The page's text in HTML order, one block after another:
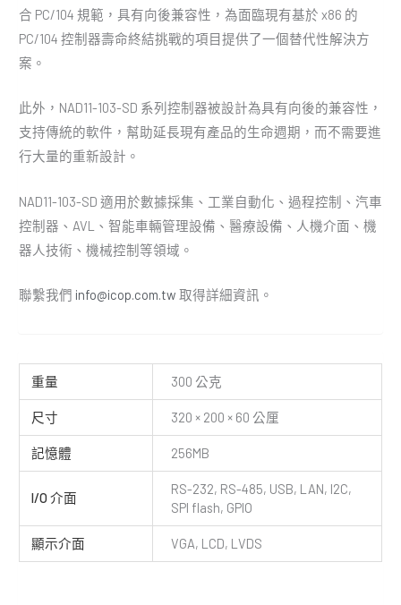
合 PC/104 規範，具有向後兼容性，為面臨現有基於 x86 的
PC/104 控制器壽命終結挑戰的項目提供了一個替代性解決方
案。
此外，NAD11-103-SD 系列控制器被設計為具有向後的兼容性，
支持傳統的軟件，幫助延長現有產品的生命週期，而不需要進
行大量的重新設計。
NAD11-103-SD 適用於數據採集、工業自動化、過程控制、汽車
控制器、AVL、智能車輛管理設備、醫療設備、人機介面、機
器人技術、機械控制等領域。
聯繫我們 info@icop.com.tw 取得詳細資訊。
重量 300 公克
尺寸 320 × 200 × 60 公厘
記憶體 256MB
I/O 介面
RS-232, RS-485, USB, LAN, I2C,
SPI flash, GPIO
顯示介面 VGA, LCD, LVDS